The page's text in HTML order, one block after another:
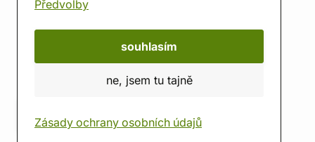
Předvolby
souhlasím
ne, jsem tu tajně
Zásady ochrany osobních údajů
Hodnocení obchodu